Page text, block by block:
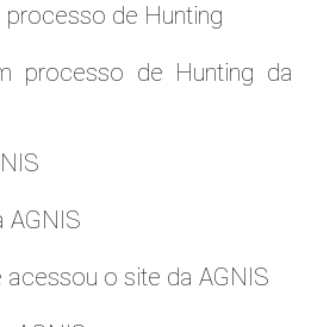
de Hunting
processo de Hunting da
AGNIS
acessou o site da AGNIS